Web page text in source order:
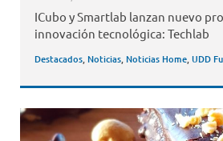
ICubo y Smartlab lanzan nuevo
innovación tecnológica: Techlab
Destacados, Noticias, Noticias Home,UDD